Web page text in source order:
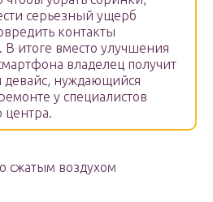
серьезный ущерб
контакты
В итоге вместо улучшения
владелец получит
нуждающийся
у специалистов
центра.
сжатым воздухом